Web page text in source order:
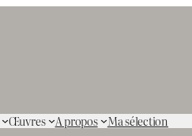
Œuvres A propos Ma sélection